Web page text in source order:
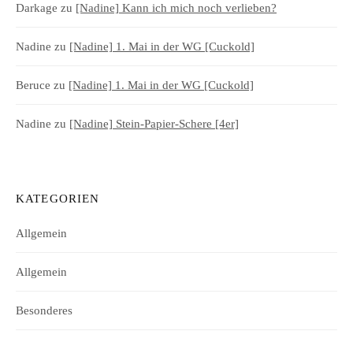
Darkage zu [Nadine] Kann ich mich noch verlieben?
Nadine zu [Nadine] 1. Mai in der WG [Cuckold]
Beruce zu [Nadine] 1. Mai in der WG [Cuckold]
Nadine zu [Nadine] Stein-Papier-Schere [4er]
KATEGORIEN
Allgemein
Allgemein
Besonderes